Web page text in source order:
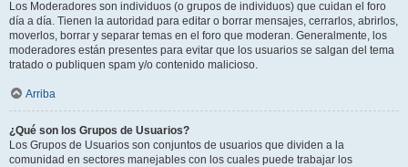
Los Moderadores son individuos (o grupos de individuos) que cuidan el foro
día a día. Tienen la autoridad para editar o borrar mensajes, cerrarlos, abrirlos,
moverlos, borrar y separar temas en el foro que moderan. Generalmente, los
moderadores están presentes para evitar que los usuarios se salgan del tema
tratado o publiquen spam y/o contenido malicioso.
Arriba
¿Qué son los Grupos de Usuarios?
Los Grupos de Usuarios son conjuntos de usuarios que dividen a la
comunidad en sectores manejables con los cuales puede trabajar los